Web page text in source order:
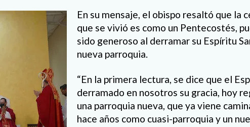
En su mensaje, el obispo resaltó que la
que se vivió es como un Pentecostés,
sido generoso al derramar su Espíritu
nueva parroquia.
“En la primera lectura, se dice que el
derramado en nosotros su gracia, hoy
una parroquia nueva, que ya viene
hace años como cuasi-parroquia y un